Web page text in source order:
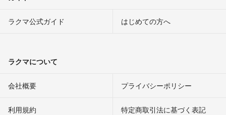
ラクマ公式ガイド はじめての方へ
ラクマについて
会社概要 プライバシーポリシー
利用規約 特定商取引法に基づく表記